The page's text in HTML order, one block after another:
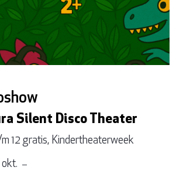
Silent Disco Theater
12 gratis, Kindertheaterweek